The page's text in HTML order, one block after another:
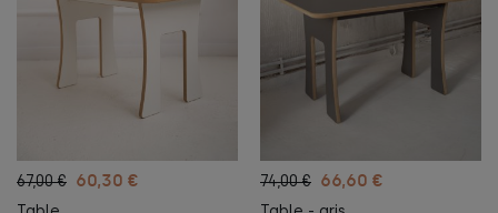
67,00 € 60,30 € 74,00 € 66,60 €